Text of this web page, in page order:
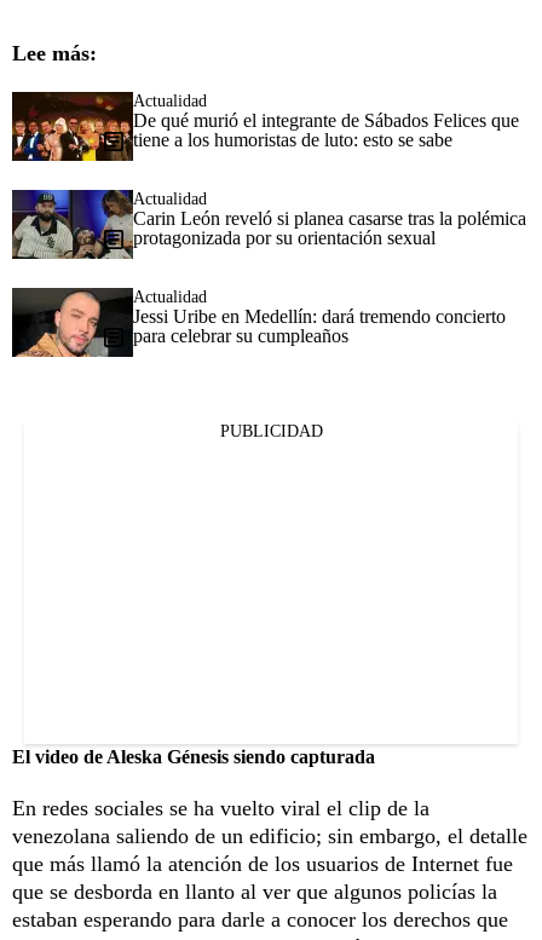
Lee más:
Actualidad
De qué murió el integrante de Sábados Felices que
tiene a los humoristas de luto: esto se sabe
Actualidad
Carin León reveló si planea casarse tras la polémica
protagonizada por su orientación sexual
Actualidad
Jessi Uribe en Medellín: dará tremendo concierto
para celebrar su cumpleaños
PUBLICIDAD
El video de Aleska Génesis siendo capturada
En redes sociales se ha vuelto viral el clip de la
venezolana saliendo de un edificio; sin embargo, el detalle
que más llamó la atención de los usuarios de Internet fue
que se desborda en llanto al ver que algunos policías la
estaban esperando para darle a conocer los derechos que